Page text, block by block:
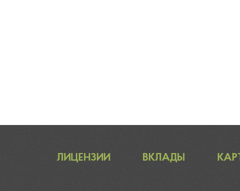
ЛИЦЕНЗИИ ВКЛАДЫ